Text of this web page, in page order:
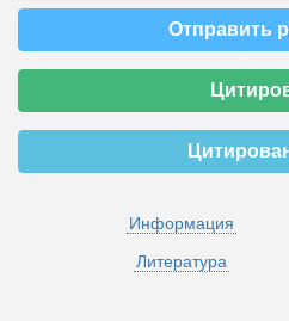
Отправить
Информация
Литература